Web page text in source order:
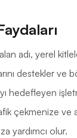
adı, yerel
destekler ve
hedefleyen
çekmenize
yardımcı olur.